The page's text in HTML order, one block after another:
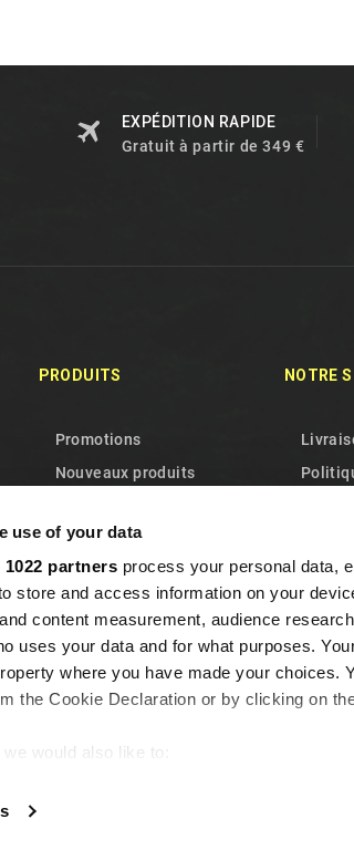
use of your data
1022 partners process your personal data,
store and access information on your
content measurement, audience
uses your data and for what purposes.
where you have made your choices.
the Cookie Declaration or by clicking on
we would also like to:
EXPÉDITION RAPIDE
Gratuit à partir de 349 €
PRODUITS
Promotions
Nouveaux produits
Contactez-nous
Plan du site
NOTRE